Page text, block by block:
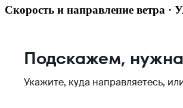
Скорость и направление ветра ·
Подскажем,
Укажите, куда направляетесь,